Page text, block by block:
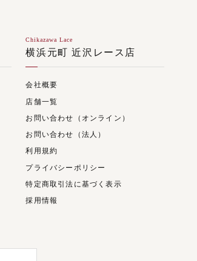
Chikazawa Lace
横浜元町 近沢レース店
会社概要
店舗一覧
お問い合わせ（オンライン）
お問い合わせ（法人）
利用規約
プライバシーポリシー
特定商取引法に基づく表示
採用情報